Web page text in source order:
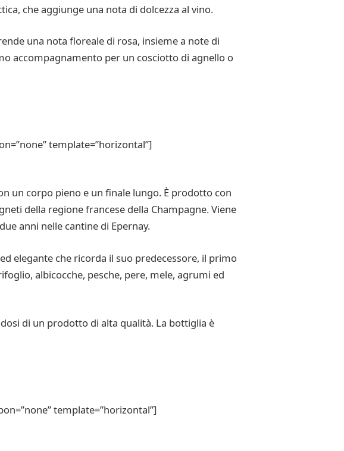
che aggiunge una nota di dolcezza al vino.
una nota floreale di rosa, insieme a note di
accompagnamento per un cosciotto di agnello o
template=”horizontal”]
un corpo pieno e un finale lungo. È prodotto con
della regione francese della Champagne. Viene
anni nelle cantine di Epernay.
elegante che ricorda il suo predecessore, il primo
albicocche, pesche, pere, mele, agrumi ed
di un prodotto di alta qualità. La bottiglia è
template=”horizontal”]